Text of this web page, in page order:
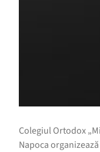
Colegiul Ortodox
Napoca